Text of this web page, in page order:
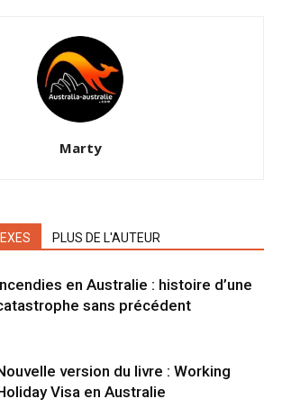
Marty
PLUS DE L'AUTEUR
en Australie : histoire d’une
sans précédent
version du livre : Working
Visa en Australie